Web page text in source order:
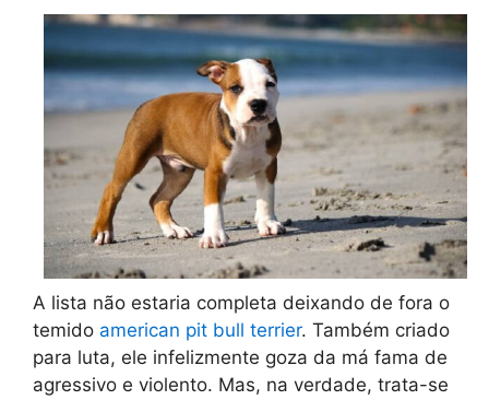
A lista não estaria completa deixando de fora o
temido american pit bull terrier. Também criado
para luta, ele infelizmente goza da má fama de
agressivo e violento. Mas, na verdade, trata-se